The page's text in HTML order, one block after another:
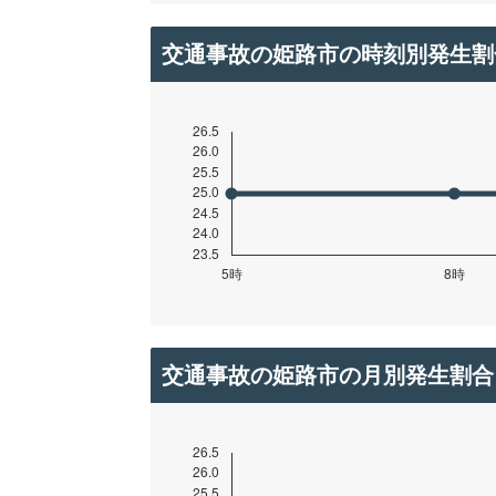
交通事故の姫路市の時刻別発生
交通事故の姫路市の月別発生割合